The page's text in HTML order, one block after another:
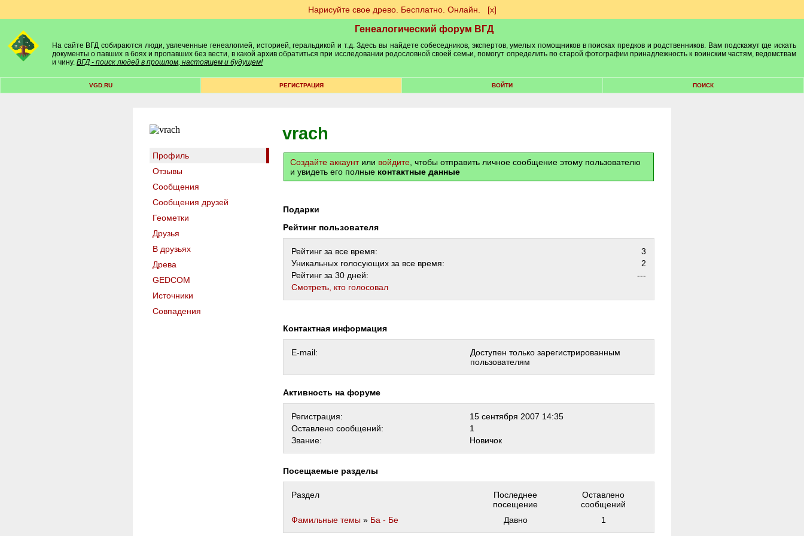
Нарисуйте свое древо. Бесплатно. Онлайн. [х]
Генеалогический форум ВГД
На сайте ВГД собираются люди, увлеченные генеалогией, историей, геральдикой и т.д. Здесь вы найдете собеседников, экспертов, умелых помощников в поисках предков и родственников. Вам подскажут где искать
документы о павших в боях и пропавших без вести, в какой архив обратиться при исследовании родословной своей семьи, помогут определить по старой фотографии принадлежность к воинским частям, ведомствам
и чину. ВГД - поиск людей в прошлом, настоящем и будущем!
VGD.RU РЕГИСТРАЦИЯ ВОЙТИ ПОИСК
Профиль
Отзывы
Сообщения
Сообщения друзей
Геометки
Друзья
В друзьях
Древа
GEDCOM
Источники
Совпадения
vrach
Создайте аккаунтили войдите , чтобы отправить личное сообщение этому пользователю
и увидеть его полные контактные данные
Подарки
Рейтинг пользователя
Рейтинг за все время:
3
Уникальных голосующих за все время:
2
Рейтинг за 30 дней:
---
Cмотреть, кто голосовал
Контактная информация
E-mail:
Доступен только зарегистрированным
пользователям
Активность на форуме
Регистрация:
15 сентября 2007 14:35
Оставлено сообщений:
1
Звание:
Новичок
Посещаемые разделы
Раздел
Последнее
посещение
Оставлено
сообщений
Фамильные темы » Ба - Бе Давно 1